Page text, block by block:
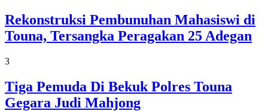
Rekonstruksi Pembunuhan Mahasiswi di
Touna, Tersangka Peragakan 25 Adegan
3
Tiga Pemuda Di Bekuk Polres Touna
Gegara Judi Mahjong